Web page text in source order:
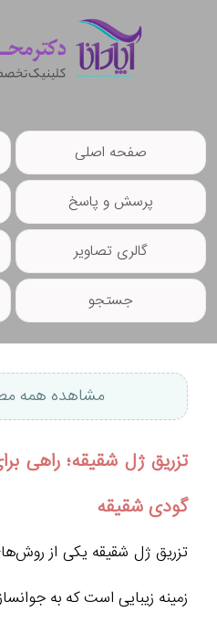
صفحه اصلی
پرسش و پاسخ
گالری تصاویر
جستجو
مشاهده همه
تزریق ژل شقیقه؛ راهی
گودی شقیقه
تزریق ژل شقیقه یکی از
زمینه زیبایی است که به